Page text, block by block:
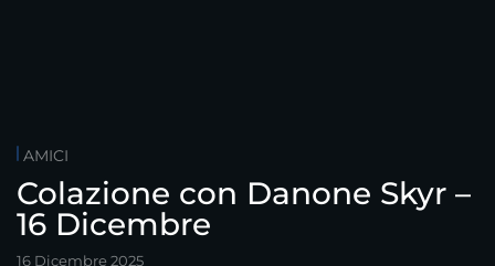
AMICI
Colazione con Danone Skyr –
16 Dicembre
16 Dicembre 2025